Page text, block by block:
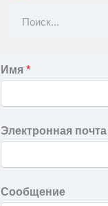
Имя *
Электронная почта
Сообщение